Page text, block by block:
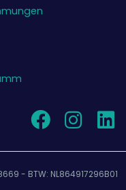
- BTW: NL864917296B01